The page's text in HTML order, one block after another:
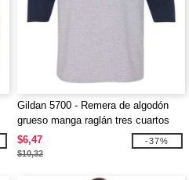
Gildan 5700 - Remera de algodón
grueso manga raglán tres cuartos
$6,47
$10,32
-37%